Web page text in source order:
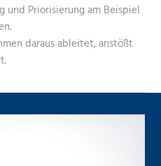
und Priorisierung am Beispiel
daraus ableitet, anstößt